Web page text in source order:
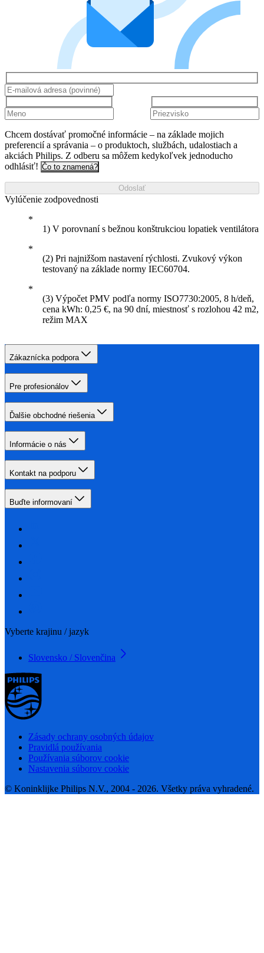
Chcem dostávať promočné informácie – na základe mojich
preferencií a správania – o produktoch, službách, udalostiach a
akciách Philips. Z odberu sa môžem kedykoľvek jednoducho
odhlásiť! Čo to znamená?
Odoslať
Vylúčenie zodpovednosti
1) V porovnaní s bežnou konštrukciou lopatiek ventilátora
(2) Pri najnižšom nastavení rýchlosti. Zvukový výkon
testovaný na základe normy IEC60704.
(3) Výpočet PMV podľa normy ISO7730:2005, 8 h/deň,
cena kWh: 0,25 €, na 90 dní, miestnosť s rozlohou 42 m2,
režim MAX
Zákaznícka podpora
Pre profesionálov
Ďalšie obchodné riešenia
Informácie o nás
Kontakt na podporu
Buďte informovaní
Vyberte krajinu / jazyk
Slovensko / Slovenčina
Zásady ochrany osobných údajov
Pravidlá používania
Používania súborov cookie
Nastavenia súborov cookie
© Koninklijke Philips N.V., 2004 - 2026. Všetky práva vyhradené.